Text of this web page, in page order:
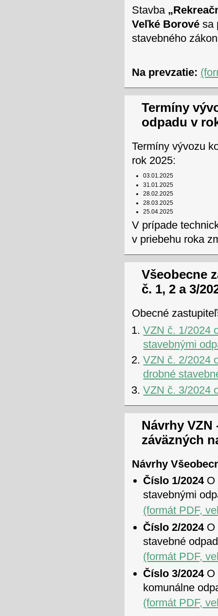
Stavba
Veľké Borové sa
stavebného
Na prevzatie:
Termíny
odpadu v
Termíny vývozu
rok 2025:
03.01.2025
31.01.2025
28.02.2025
28.03.2025
25.04.2025
V prípade
v priebehu roka
Všeobecne
č. 1, 2 a 3/
Obecné
VZN č. 1/2024
stavebnými
VZN č. 2/2024
drobné
VZN č. 3/2024
Návrhy VZN
záväzných
Návrhy
Číslo 1/2024O
stavebnými
(formát PDF,
Číslo 2/2024O
stavebné
(formát PDF,
Číslo 3/2024O
komunálne
(formát PDF,